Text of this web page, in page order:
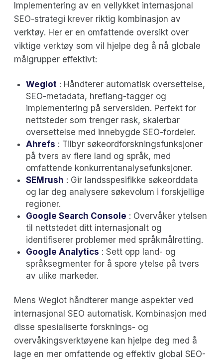
Implementering av en vellykket internasjonal
SEO-strategi krever riktig kombinasjon av
verktøy. Her er en omfattende oversikt over
viktige verktøy som vil hjelpe deg å nå globale
målgrupper effektivt:
Weglot : Håndterer automatisk oversettelse,
SEO-metadata, hreflang-tagger og
implementering på serversiden. Perfekt for
nettsteder som trenger rask, skalerbar
oversettelse med innebygde SEO-fordeler.
Ahrefs : Tilbyr søkeordforskningsfunksjoner
på tvers av flere land og språk, med
omfattende konkurrentanalysefunksjoner.
SEMrush : Gir landsspesifikke søkeorddata
og lar deg analysere søkevolum i forskjellige
regioner.
Google Search Console : Overvåker ytelsen
til nettstedet ditt internasjonalt og
identifiserer problemer med språkmålretting.
Google Analytics : Sett opp land- og
språksegmenter for å spore ytelse på tvers
av ulike markeder.
Mens Weglot håndterer mange aspekter ved
internasjonal SEO automatisk. Kombinasjon med
disse spesialiserte forsknings- og
overvåkingsverktøyene kan hjelpe deg med å
lage en mer omfattende og effektiv global SEO-